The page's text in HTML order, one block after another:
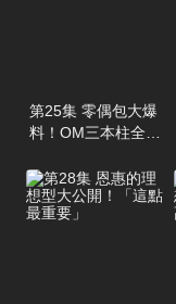
第25集 零偶包大爆
料！OM三本柱全都